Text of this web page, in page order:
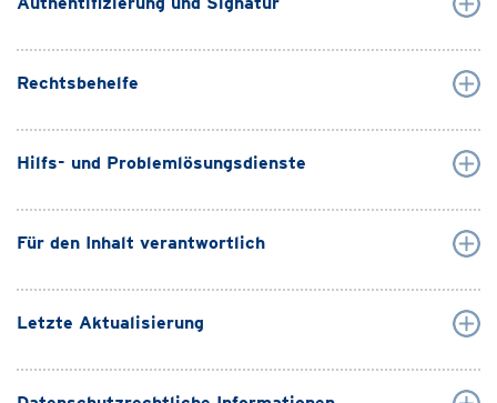
Rechtsbehelfe
Hilfs- und Problemlösungsdienste
Für den Inhalt verantwortlich
Letzte Aktualisierung